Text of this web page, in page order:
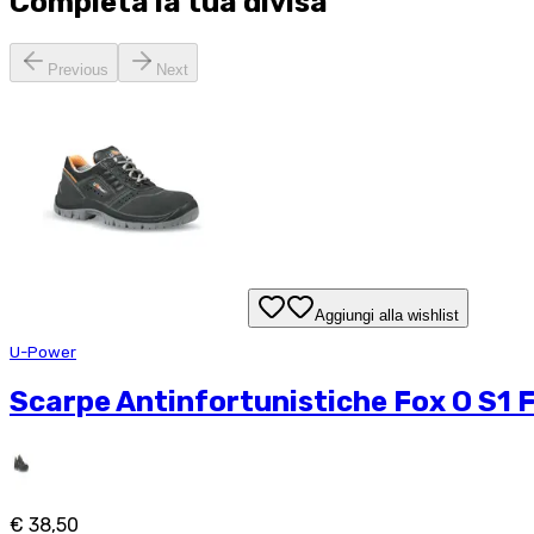
Previous Next
Aggiungi alla wishlist
U-Power
Scarpe Antinfortunistiche Fox O S1
€ 38,50